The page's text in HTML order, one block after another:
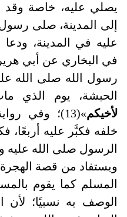
يصلي عليه، خاصة وقد
إلى المدينة، صلى
عليه في المدينة، ودعا
في البخاري عن أبي
رسول الله صلى الله
الحبشة، يوم الذي
لأخيكم
»(13)؛ وفي
خلفه فكبَّر عليه أربعًا،
الرسول صلى الله عليه
ويستفاد من قصة
المسلم كما يقوم
الوصف به نسبيًا؛ لأن